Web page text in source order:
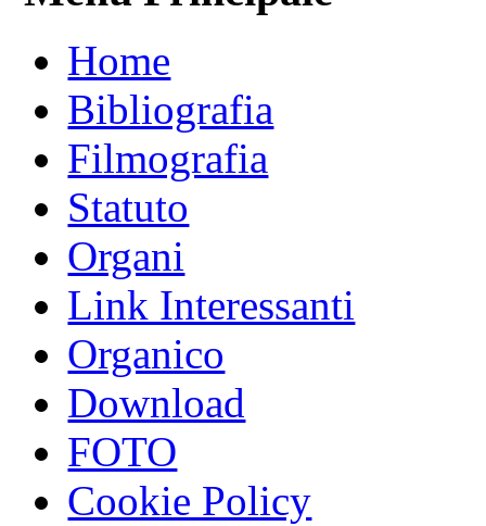
Home
Bibliografia
Filmografia
Statuto
Organi
Link Interessanti
Organico
Download
FOTO
Cookie Policy